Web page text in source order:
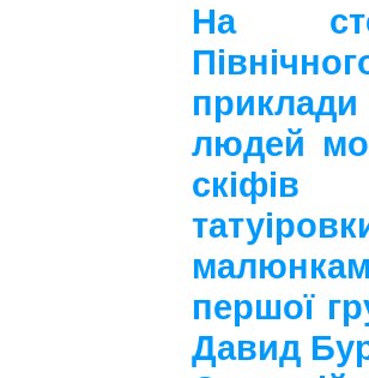
На
людей
першої
Давид